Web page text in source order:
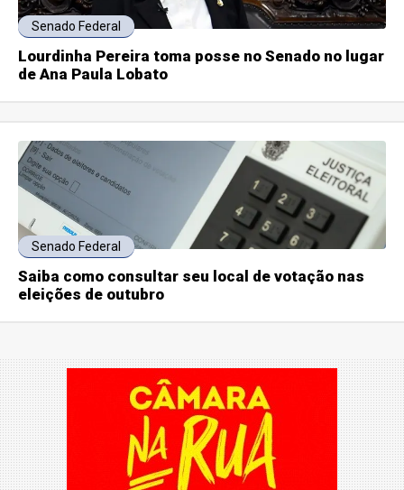
Senado Federal
Lourdinha Pereira toma posse no Senado no lugar
de Ana Paula Lobato
Senado Federal
Saiba como consultar seu local de votação nas
eleições de outubro